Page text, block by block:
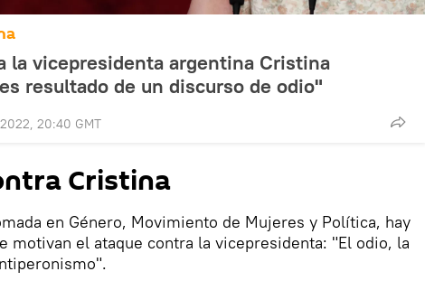
la vicepresidenta argentina Cristina
resultado de un discurso de odio"
20:40 GMT
Cristina
en Género, Movimiento de Mujeres y Política, hay
motivan el ataque contra la vicepresidenta: "El odio, la